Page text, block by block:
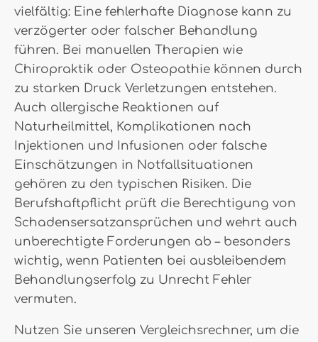
vielfältig: Eine fehlerhafte Diagnose kann zu
verzögerter oder falscher Behandlung
führen. Bei manuellen Therapien wie
Chiropraktik oder Osteopathie können durch
zu starken Druck Verletzungen entstehen.
Auch allergische Reaktionen auf
Naturheilmittel, Komplikationen nach
Injektionen und Infusionen oder falsche
Einschätzungen in Notfallsituationen
gehören zu den typischen Risiken. Die
Berufshaftpflicht prüft die Berechtigung von
Schadensersatzansprüchen und wehrt auch
unberechtigte Forderungen ab – besonders
wichtig, wenn Patienten bei ausbleibendem
Behandlungserfolg zu Unrecht Fehler
vermuten.
Nutzen Sie unseren Vergleichsrechner, um die